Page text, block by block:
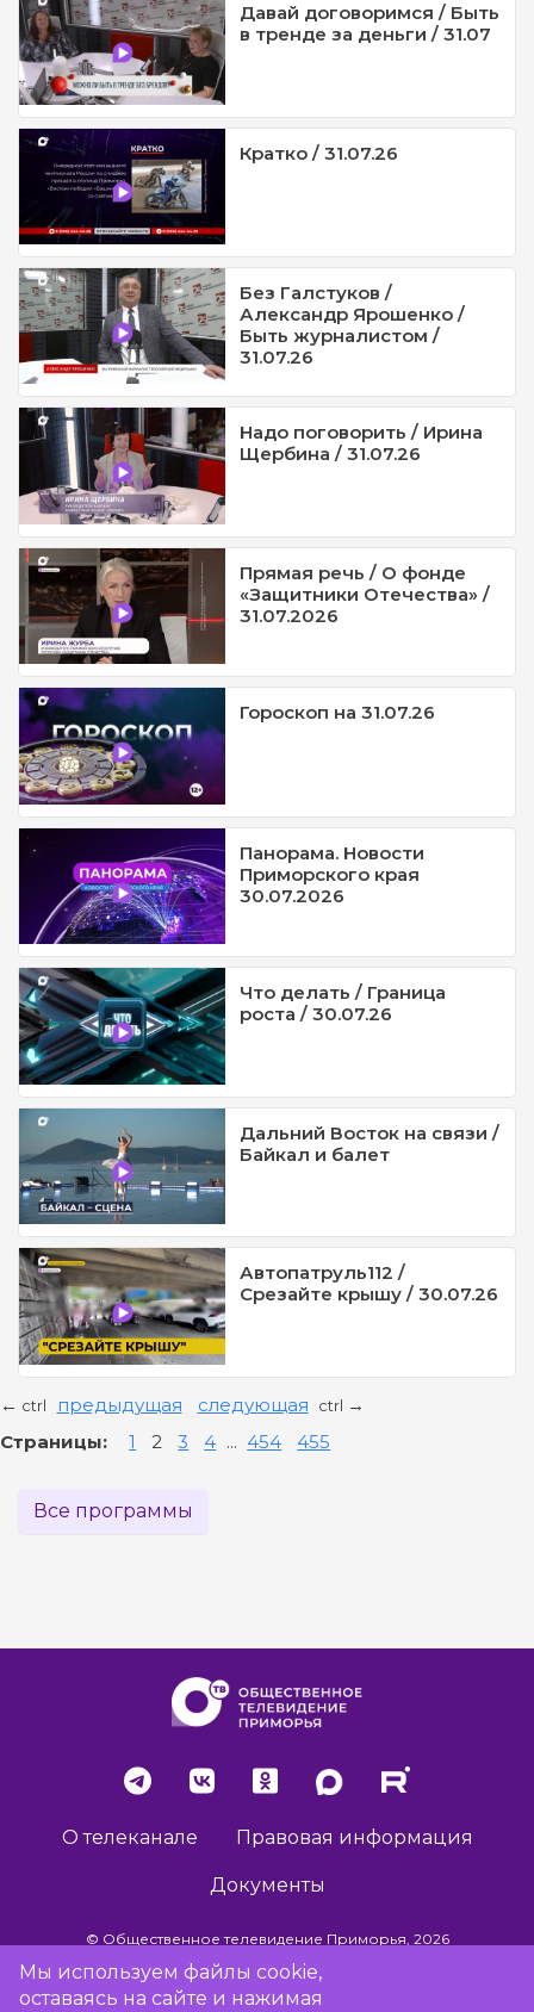
Давай договоримся / Быть
в тренде за деньги / 31.07
Кратко / 31.07.26
Без Галстуков /
Александр Ярошенко /
Быть журналистом /
31.07.26
Надо поговорить / Ирина
Щербина / 31.07.26
Прямая речь / О фонде
«Защитники Отечества» /
31.07.2026
Гороскоп на 31.07.26
Панорама. Новости
Приморского края
30.07.2026
Что делать / Граница
роста / 30.07.26
Дальний Восток на связи /
Байкал и балет
Автопатруль112 /
Срезайте крышу / 30.07.26
← ctrl предыдущая следующая ctrl →
Страницы: 1 2 3 4 ... 454 455
Все программы
О телеканале Правовая информация
Документы
© Общественное телевидение Приморья, 2026
Мы используем файлы cookie,
оставаясь на сайте и нажимая